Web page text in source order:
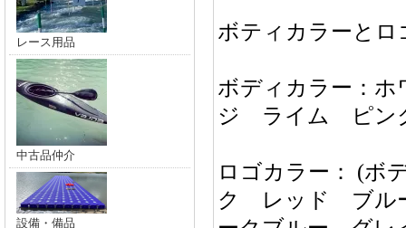
レース用品
中古品仲介
設備・備品
ボティカラーと
ボディカラー：
ジ ライム ピン
ロゴカラー： (ボ
ク レッド ブル